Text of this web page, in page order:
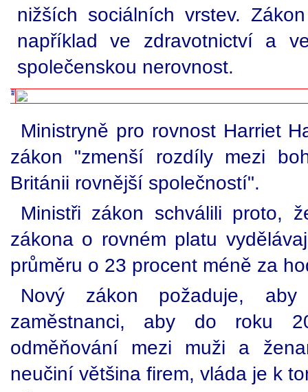
nižších sociálních vrstev.
například ve zdravotnictví a
společenskou nerovnost.
Ministryně pro rovnost Harriet
zákon "zmenší rozdíly mezi
Británii rovnější společností".
Ministři zákon schválili proto,
zákona o rovném platu
průměru o 23 procent méně za
Nový zákon požaduje,
zaměstnanci, aby do roku
odměňování mezi muži a
neučiní většina firem, vláda je k